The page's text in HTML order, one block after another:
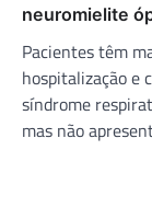
neuromielite
Pacientes têm
hospitalização e
síndrome
mas não